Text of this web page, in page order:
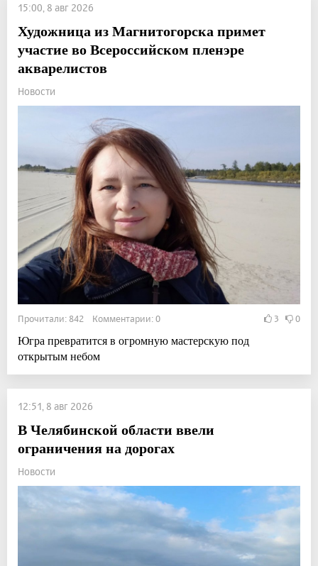
15:00, 8 авг 2026
Художница из Магнитогорска примет
участие во Всероссийском пленэре
акварелистов
Новости
Прочитали: 842 Комментарии: 0 3 0
Югра превратится в огромную мастерскую под
открытым небом
12:51, 8 авг 2026
В Челябинской области ввели
ограничения на дорогах
Новости